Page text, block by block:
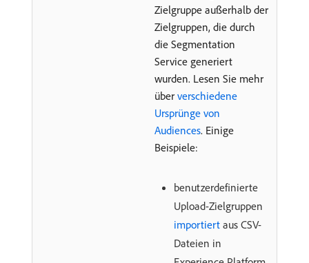
Zielgruppe außerhalb der
Zielgruppen, die durch
die Segmentation
Service generiert
wurden. Lesen Sie mehr
über verschiedene
Ursprünge von
Audiences. Einige
Beispiele:
benutzerdefinierte
Upload-Zielgruppen
importiert aus CSV-
Dateien in